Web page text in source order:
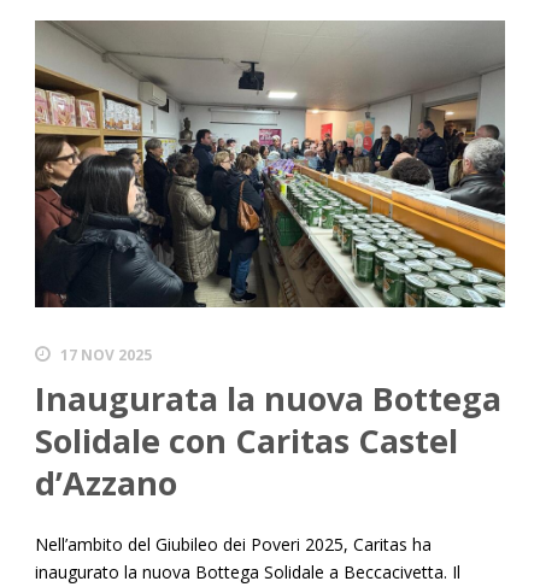
17 NOV 2025
Inaugurata la nuova Bottega
Solidale con Caritas Castel
d’Azzano
Nell’ambito del Giubileo dei Poveri 2025, Caritas ha
inaugurato la nuova Bottega Solidale a Beccacivetta. Il